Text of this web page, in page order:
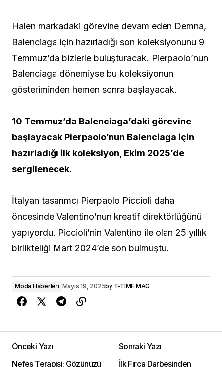
Halen markadaki görevine devam eden Demna,
Balenciaga için hazırladığı son koleksiyonunu 9
Temmuz’da bizlerle buluşturacak. Pierpaolo’nun
Balenciaga dönemiyse bu koleksiyonun
gösteriminden hemen sonra başlayacak.
10 Temmuz’da Balenciaga’daki görevine
başlayacak Pierpaolo’nun Balenciaga için
hazırladığı ilk koleksiyon, Ekim 2025’de
sergilenecek.
İtalyan tasarımcı Pierpaolo Piccioli daha
öncesinde Valentino’nun kreatif direktörlüğünü
yapıyordu. Piccioli’nin Valentino ile olan 25 yıllık
birlikteliği Mart 2024’de son bulmuştu.
Moda Haberleri Mayıs 19, 2025by T-TIME MAG
Önceki Yazı
Nefes Terapisi: Gözünüzü
Sonraki Yazı
İlk Fırça Darbesinden